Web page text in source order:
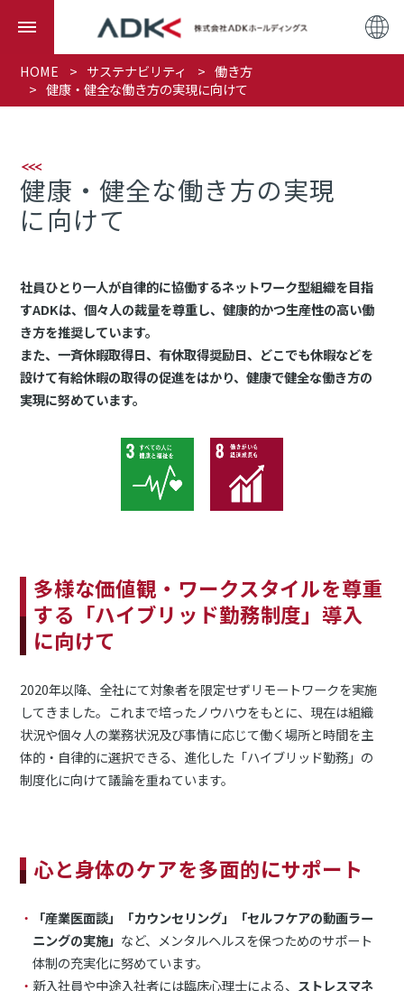
HOME サステナビリティ
働き方
健康・健全な働き方の実現に向けて
健康・健全な働き方の実現
に向けて
社員ひとり一人が自律的に協働するネットワーク型組織を目指
すADKは、個々人の裁量を尊重し、健康的かつ生産性の高い働
き方を推奨しています。
また、一斉休暇取得日、有休取得奨励日、どこでも休暇などを
設けて有給休暇の取得の促進をはかり、健康で健全な働き方の
実現に努めています。
多様な価値観・ワークスタイルを尊重
する「ハイブリッド勤務制度」導入
に向けて
2020年以降、全社にて対象者を限定せずリモートワークを実施
してきました。これまで培ったノウハウをもとに、現在は組織
状況や個々人の業務状況及び事情に応じて働く場所と時間を主
体的・自律的に選択できる、進化した「ハイブリッド勤務」の
制度化に向けて議論を重ねています。
心と身体のケアを多面的にサポート
「産業医面談」「カウンセリング」「セルフケアの動画ラー
ニングの実施」 など、メンタルヘルスを保つためのサポート
体制の充実化に努めています。
新入社員や中途入社者には臨床心理士による、 ストレスマネ